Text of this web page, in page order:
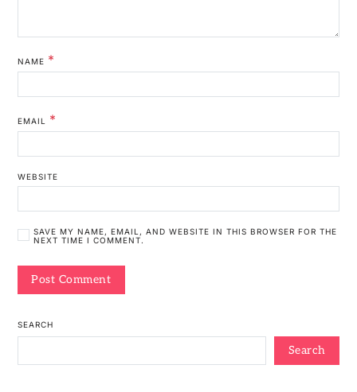
NAME *
EMAIL *
WEBSITE
SAVE MY NAME, EMAIL, AND WEBSITE IN THIS BROWSER FOR THE
NEXT TIME I COMMENT.
SEARCH
Search